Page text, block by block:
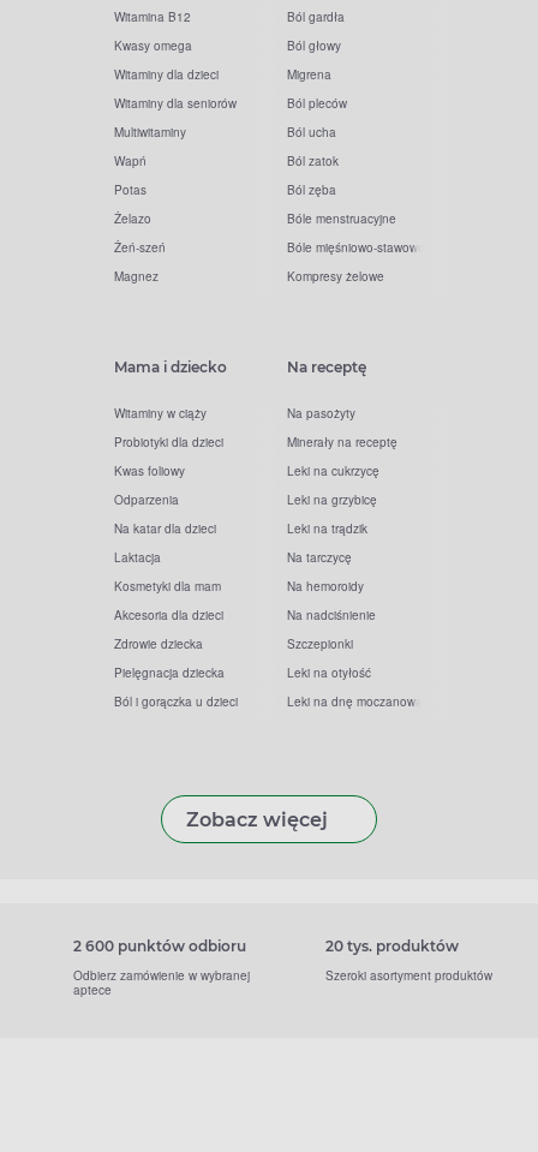
Witamina B12
Kwasy omega
Witaminy dla dzieci
Witaminy dla seniorów
Multiwitaminy
Wapń
Potas
Żelazo
Żeń-szeń
Magnez
Ból gardła
Ból głowy
Migrena
Ból pleców
Ból ucha
Ból zatok
Ból zęba
Bóle menstruacyjne
Bóle mięśniowo-stawowe
Kompresy żelowe
Mama i dziecko
Witaminy w ciąży
Probiotyki dla dzieci
Kwas foliowy
Odparzenia
Na katar dla dzieci
Laktacja
Kosmetyki dla mam
Akcesoria dla dzieci
Zdrowie dziecka
Pielęgnacja dziecka
Ból i gorączka u dzieci
Na receptę
Na pasożyty
Minerały na receptę
Leki na cukrzycę
Leki na grzybicę
Leki na trądzik
Na tarczycę
Na hemoroidy
Na nadciśnienie
Szczepionki
Leki na otyłość
Leki na dnę moczanową
Zobacz więcej
2 600 punktów odbioru
Odbierz zamówienie w wybranej
aptece
20 tys. produktów
Szeroki asortyment produktów